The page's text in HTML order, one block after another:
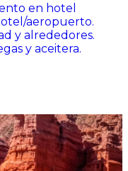
en hotel
aeropuerto.
y alrededores.
y aceitera.